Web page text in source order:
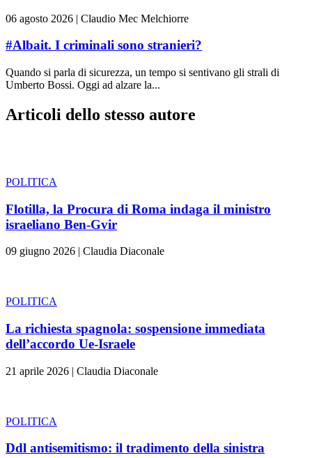
06 agosto 2026 | Claudio Mec Melchiorre
#Albait. I criminali sono stranieri?
Quando si parla di sicurezza, un tempo si sentivano gli strali di
Umberto Bossi. Oggi ad alzare la...
Articoli dello stesso autore
POLITICA
Flotilla, la Procura di Roma indaga il ministro
israeliano Ben-Gvir
09 giugno 2026 | Claudia Diaconale
POLITICA
La richiesta spagnola: sospensione immediata
dell’accordo Ue-Israele
21 aprile 2026 | Claudia Diaconale
POLITICA
Ddl antisemitismo: il tradimento della sinistra